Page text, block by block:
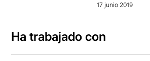
17 junio 2019
Ha trabajado con